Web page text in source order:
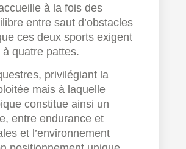
à la fois des
entre saut d’obstacles
ces deux sports exigent
quatre pattes.
privilégiant la
mais à laquelle
constitue ainsi un
entre endurance et
et l’environnement